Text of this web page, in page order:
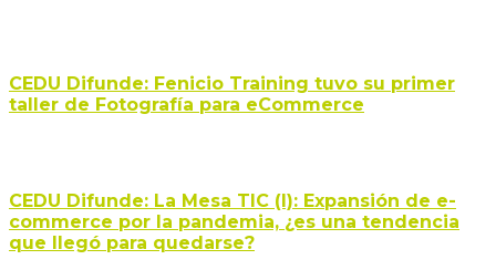
CEDU Difunde: Fenicio Training tuvo su primer
taller de Fotografía para eCommerce
CEDU Difunde: La Mesa TIC (I): Expansión de e-
commerce por la pandemia, ¿es una tendencia
que llegó para quedarse?